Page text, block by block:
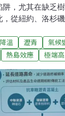
，尤其在缺乏
從紐約、洛杉
代爾（Adaire）
幾個孤零零籃球
同的風貌。環繞
草地，加上旺盛
成為孩子們的最
佳去處。因為方
降溫 瀝青
氣候
熱島效應 極端